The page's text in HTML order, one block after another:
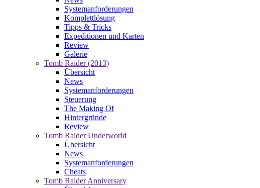
Systemanforderungen
Komplettlösung
Tipps & Tricks
Expeditionen und Karten
Review
Galerie
Tomb Raider (2013)
Übersicht
News
Systemanforderungen
Steuerung
The Making Of
Hintergründe
Review
Tomb Raider Underworld
Übersicht
News
Systemanforderungen
Cheats
Tomb Raider Anniversary